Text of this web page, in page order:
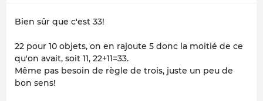
Bien sûr que c'est 33!
22 pour 10 objets, on en rajoute 5 donc la moitié de ce
qu'on avait, soit 11, 22+11=33.
Même pas besoin de règle de trois, juste un peu de
bon sens!